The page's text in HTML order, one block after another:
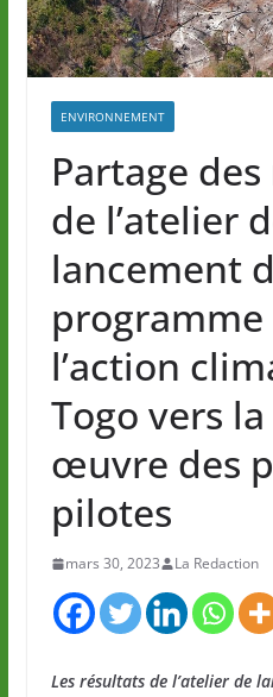
ENVIRONNEMENT
Partage
de l’atelier
lancement
programme
l’action
Togo vers
œuvre des
pilotes
mars 30, 2023 La Redaction
Les résultats de l’atelier de